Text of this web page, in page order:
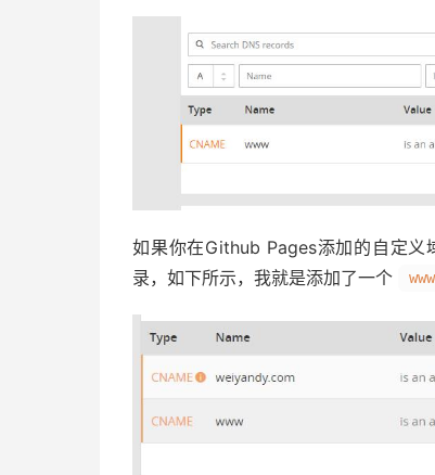
如果你在Github Pages添加的自定义
录，如下所示，我就是添加了一个
www